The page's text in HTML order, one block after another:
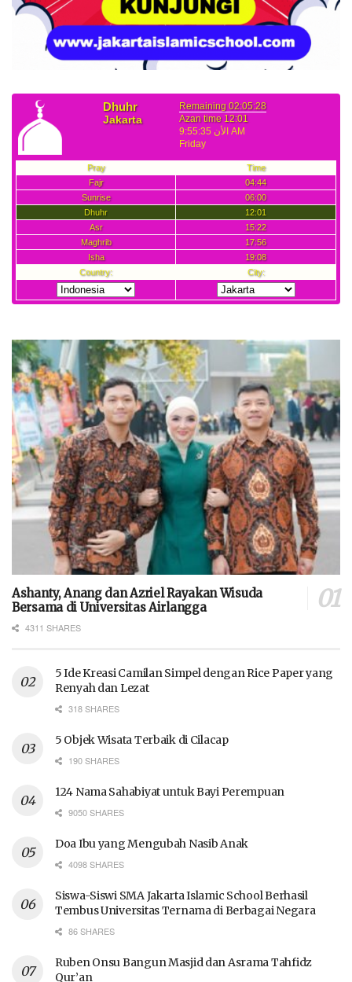
Ashanty, Anang dan Azriel Rayakan Wisuda
Bersama di Universitas Airlangga
4311 SHARES
5 Ide Kreasi Camilan Simpel dengan Rice Paper yang
Renyah dan Lezat
318 SHARES
5 Objek Wisata Terbaik di Cilacap
190 SHARES
124 Nama Sahabiyat untuk Bayi Perempuan
9050 SHARES
Doa Ibu yang Mengubah Nasib Anak
4098 SHARES
Siswa-Siswi SMA Jakarta Islamic School Berhasil
Tembus Universitas Ternama di Berbagai Negara
86 SHARES
Ruben Onsu Bangun Masjid dan Asrama Tahfidz
Qur’an